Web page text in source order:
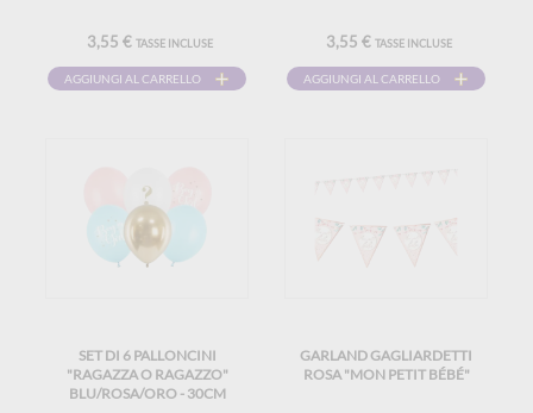
3,55 € TASSE INCLUSE
AGGIUNGI AL CARRELLO
3,55 € TASSE INCLUSE
AGGIUNGI AL CARRELLO
SET DI 6 PALLONCINI
"RAGAZZA O RAGAZZO"
BLU/ROSA/ORO - 30CM
GARLAND GAGLIARDETTI
ROSA "MON PETIT BÉBÉ"